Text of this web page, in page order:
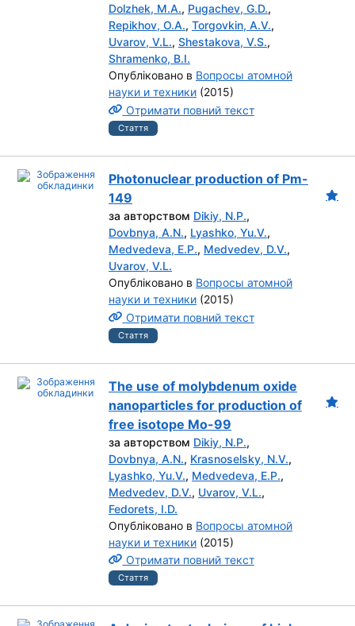
Dolzhek, M.A., Pugachev, G.D.,
Repikhov, O.A., Torgovkin, A.V.,
Uvarov, V.L., Shestakova, V.S.,
Shramenko, B.I.
Опубліковано в Вопросы атомной
науки и техники (2015)
Отримати повний текст
Стаття
Photonuclear production of Pm-
149
за авторством Dikiy, N.P.,
Dovbnya, A.N., Lyashko, Yu.V.,
Medvedeva, E.P., Medvedev, D.V.,
Uvarov, V.L.
Опубліковано в Вопросы атомной
науки и техники (2015)
Отримати повний текст
Стаття
The use of molybdenum oxide
nanoparticles for production of
free isotope Mo-99
за авторством Dikiy, N.P.,
Dovbnya, A.N., Krasnoselsky, N.V.,
Lyashko, Yu.V., Medvedeva, E.P.,
Medvedev, D.V., Uvarov, V.L.,
Fedorets, I.D.
Опубліковано в Вопросы атомной
науки и техники (2015)
Отримати повний текст
Стаття